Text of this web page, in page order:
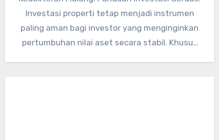
Investasi properti tetap menjadi instrumen
paling aman bagi investor yang menginginkan
pertumbuhan nilai aset secara stabil. Khusus